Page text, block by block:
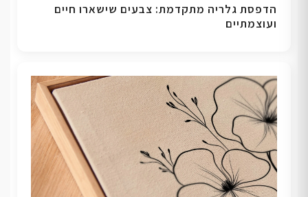
הדפסת גלריה מתקדמת: צבעים שישארו חיים
ועוצמתיים